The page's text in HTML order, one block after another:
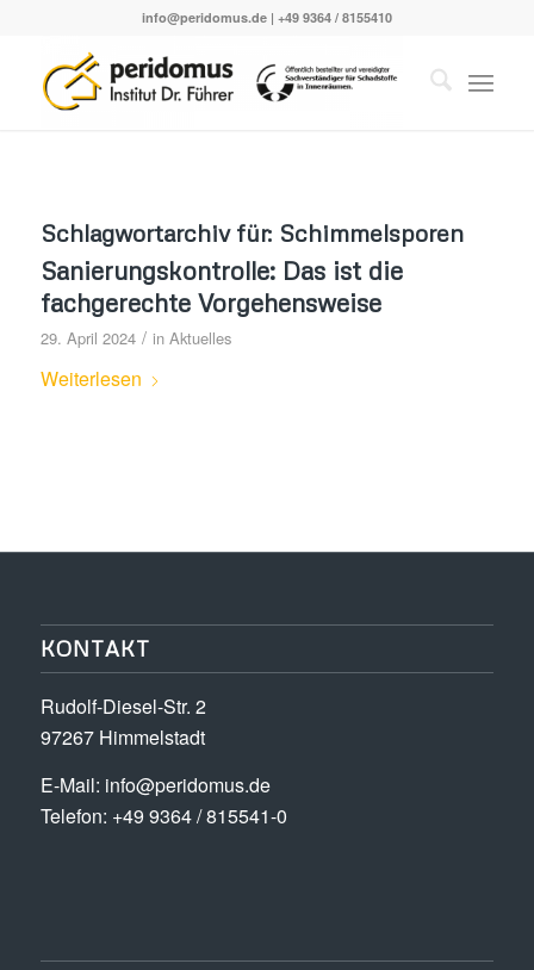
info@peridomus.de| +49 9364 / 8155410
Schlagwortarchiv für: Schimmelsporen
Sanierungskontrolle: Das ist die
fachgerechte Vorgehensweise
29. April 2024 / in Aktuelles
Weiterlesen
KONTAKT
Rudolf-Diesel-Str. 2
97267 Himmelstadt
E-Mail: info@peridomus.de
Telefon: +49 9364 / 815541-0